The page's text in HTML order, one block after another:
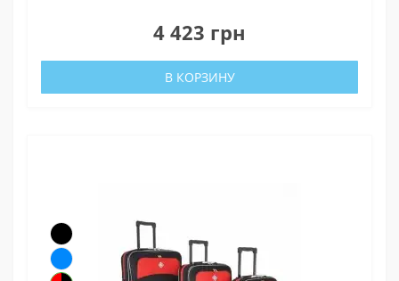
4 423 грн
В КОРЗИНУ